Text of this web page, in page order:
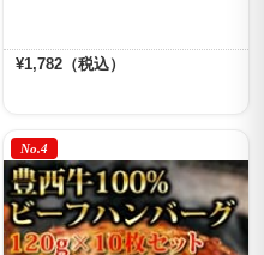
¥1,782（税込）
No.4